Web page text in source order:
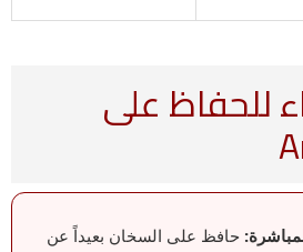
للحفاظ على
حافظ على السخان بعيداً عن